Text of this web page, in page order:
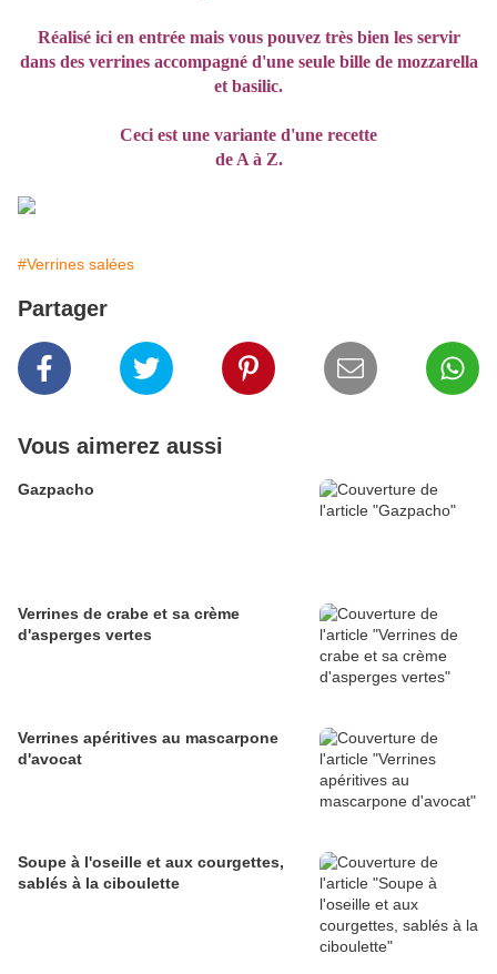
Réalisé ici en entrée mais vous pouvez très bien les servir
dans des verrines accompagné d'une seule bille de mozzarella
et basilic.
Ceci est une variante d'une recette
de A à Z.
#Verrines salées
Partager
Vous aimerez aussi
Gazpacho
Verrines de crabe et sa crème
d'asperges vertes
Verrines apéritives au mascarpone
d'avocat
Soupe à l'oseille et aux courgettes,
sablés à la ciboulette